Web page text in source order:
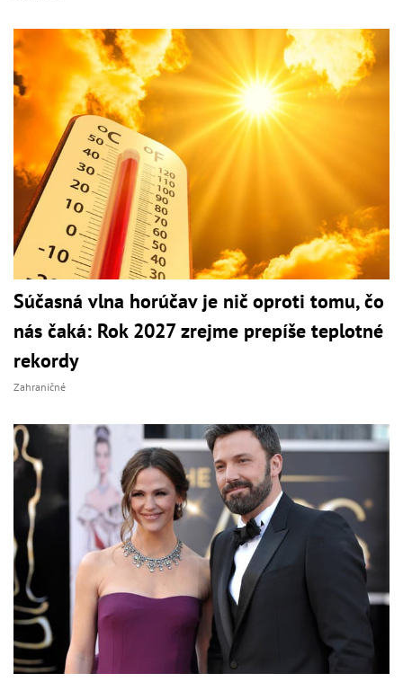
Súčasná vlna horúčav je nič oproti tomu, čo
nás čaká: Rok 2027 zrejme prepíše teplotné
rekordy
Zahraničné